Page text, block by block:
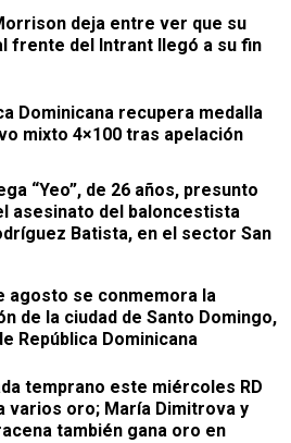
deja entre ver que su
frente del Intrant llegó a su fin
Dominicana recupera medalla
mixto 4×100 tras apelación
“Yeo”, de 26 años, presunto
asesinato del baloncestista
Batista, en el sector San
agosto se conmemora la
de la ciudad de Santo Domingo,
República Dominicana
temprano este miércoles RD
varios oro; María Dimitrova y
también gana oro en